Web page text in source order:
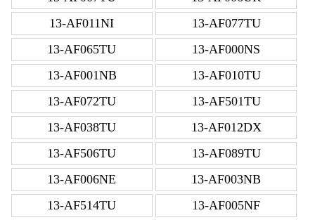
13-AF011NI
13-AF077TU
13-AF065TU
13-AF000NS
13-AF001NB
13-AF010TU
13-AF072TU
13-AF501TU
13-AF038TU
13-AF012DX
13-AF506TU
13-AF089TU
13-AF006NE
13-AF003NB
13-AF514TU
13-AF005NF